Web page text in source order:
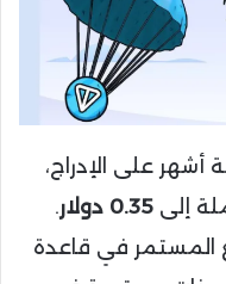
أشهر على الإدراج،
إلى 0.35 دولار
.
المستمر في قاعدة